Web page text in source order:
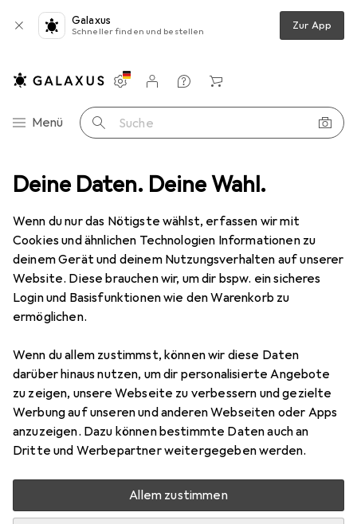
Deine Daten. Deine Wahl.
Wenn du nur das Nötigste wählst, erfassen wir mit
Cookies und ähnlichen Technologien Informationen zu
deinem Gerät und deinem Nutzungsverhalten auf unserer
Website. Diese brauchen wir, um dir bspw. ein sicheres
Login und Basisfunktionen wie den Warenkorb zu
ermöglichen.
Wenn du allem zustimmst, können wir diese Daten
darüber hinaus nutzen, um dir personalisierte Angebote
zu zeigen, unsere Webseite zu verbessern und gezielte
Werbung auf unseren und anderen Webseiten oder Apps
anzuzeigen. Dazu können bestimmte Daten auch an
Dritte und Werbepartner weitergegeben werden.
Allem zustimmen
Galaxus
Schneller finden und bestellen Zur App
Navigation nach Kategorien
Menü Suche
Einstellungen
Kundenkonto
Vergleichslisten
Merklisten
Warenkorb
+ Video Geräte Schutzfolie Dipos Displayschutz Anti-Shock
8 Bilder
DiposDisplayschutz Anti-Shock
EUR
8,98
214
Bewertungen
Mehr als 10 Stück an Lager beim Drittanbieter
Lieferort angeben für genaue Lieferzeit